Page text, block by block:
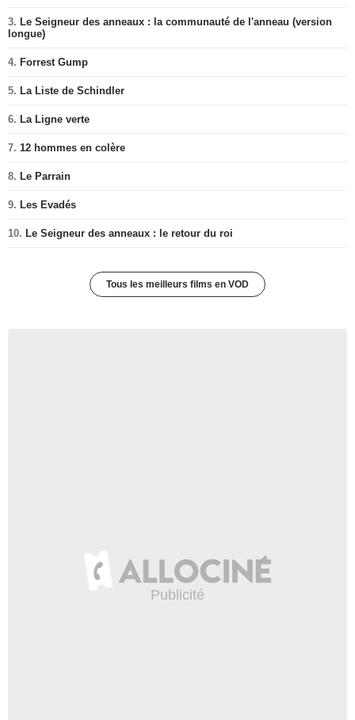
3. Le Seigneur des anneaux : la communauté de l'anneau (version
longue)
4. Forrest Gump
5. La Liste de Schindler
6. La Ligne verte
7. 12 hommes en colère
8. Le Parrain
9. Les Evadés
10. Le Seigneur des anneaux : le retour du roi
Tous les meilleurs films en VOD